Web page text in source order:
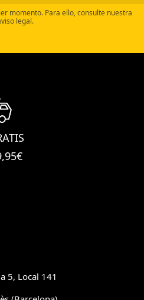
momento. Para ello, consulte nuestra
legal.
5, Local 141